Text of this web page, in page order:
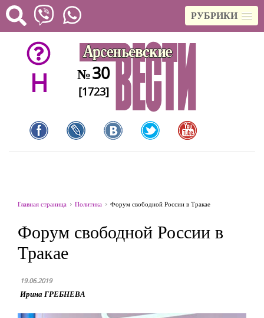
РУБРИКИ
H №30
[1723]
Главная страница Политика Форум свободной России в Тракае
Форум свободной России в
Тракае
19.06.2019
Ирина ГРЕБНЕВА